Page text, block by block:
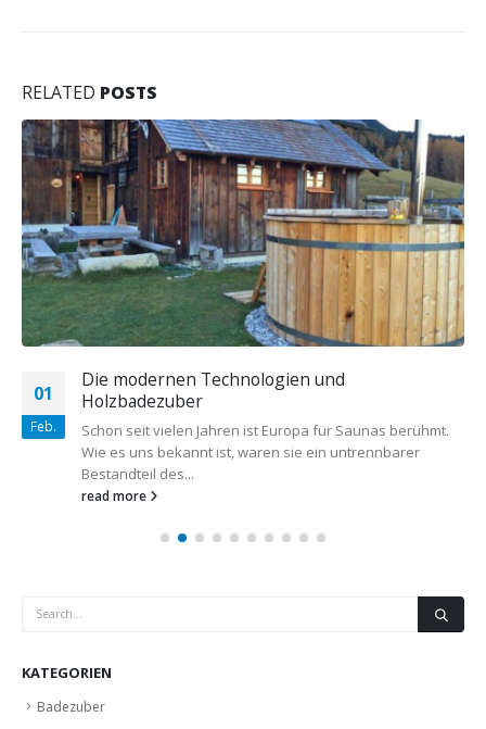
RELATED POSTS
01
Feb.
Die modernen Technologien und
Holzbadezuber
Schon seit vielen Jahren ist Europa für Saunas berühmt.
Wie es uns bekannt ist, waren sie ein untrennbarer
Bestandteil des...
read more
KATEGORIEN
Badezuber